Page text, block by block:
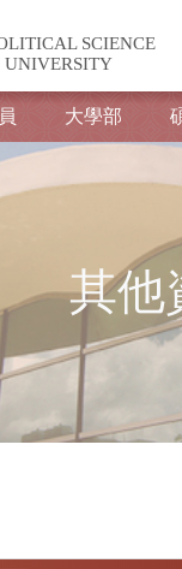
SCIENCE
大學部
其他